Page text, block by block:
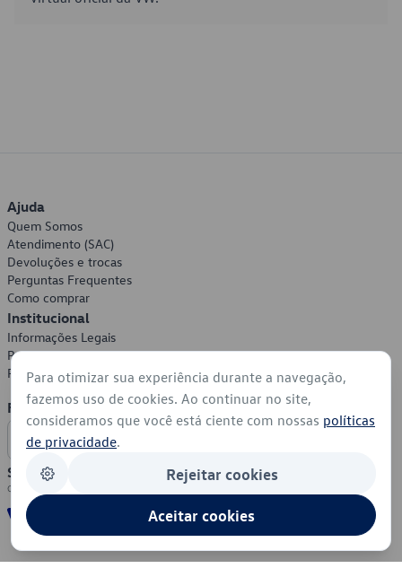
Ajuda
Quem Somos
Atendimento (SAC)
Devoluções e trocas
Perguntas Frequentes
Como comprar
Institucional
Informações Legais
Política de Privacidade
Política de Cookies
Formas de Pagamento
Segurança
Para otimizar sua experiência durante a navegação,
fazemos uso de cookies. Ao continuar no site,
consideramos que você está ciente com nossas políticas
de privacidade.
Rejeitar cookies
Aceitar cookies